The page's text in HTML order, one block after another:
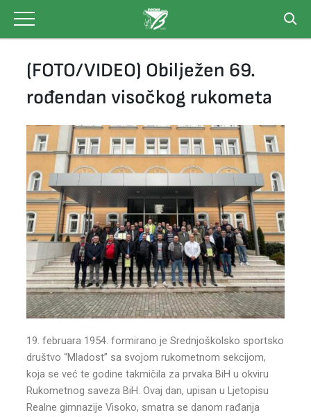
content
(FOTO/VIDEO) Obilježen 69.
rođendan visočkog rukometa
19. februara 1954. formirano je Srednjoškolsko sportsko
društvo “Mladost” sa svojom rukometnom sekcijom,
koja se već te godine takmičila za prvaka BiH u okviru
Rukometnog saveza BiH. Ovaj dan, upisan u Ljetopisu
Realne gimnazije Visoko, smatra se danom rađanja